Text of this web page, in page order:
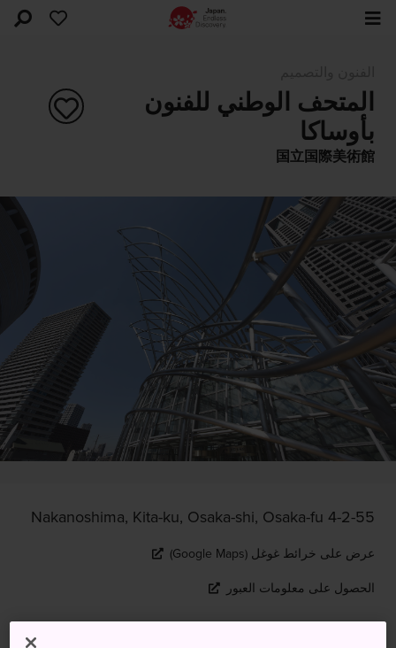
المتحف الوطني للفنون
بأوساكا
国立国際美術館
4-2-55 Nakanoshima, Kita-ku, Osaka-shi, Osaka-fu
عرض على خرائط غوغل (Google Maps)
الحصول على معلومات العبور